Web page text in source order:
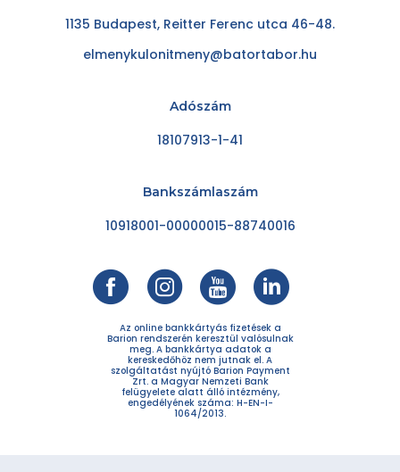
1135 Budapest, Reitter Ferenc utca 46-48.
elmenykulonitmeny@batortabor.hu
Adószám
18107913-1-41
Bankszámlaszám
10918001-00000015-88740016
Az online bankkártyás fizetések a
Barion rendszerén keresztül valósulnak
meg. A bankkártya adatok a
kereskedőhöz nem jutnak el. A
szolgáltatást nyújtó Barion Payment
Zrt. a Magyar Nemzeti Bank
felügyelete alatt álló intézmény,
engedélyének száma: H-EN-I-
1064/2013.